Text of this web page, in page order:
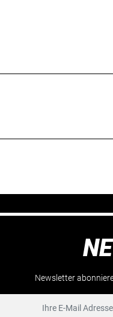
Newsletter